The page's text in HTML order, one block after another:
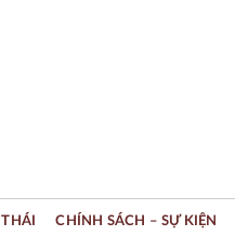
CHÍNH SÁCH – SỰ KIỆN